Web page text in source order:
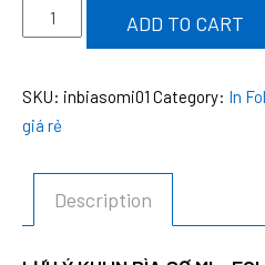
Bìa
Mi
-
ADD TO CART
SKU: inbiasomi01 Category: In
giá rẻ
Description